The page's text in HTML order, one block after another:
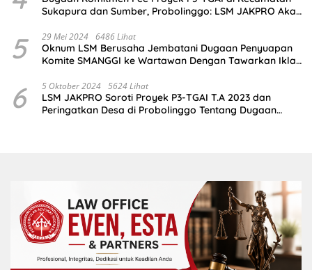
Sukapura dan Sumber, Probolinggo: LSM JAKPRO Akan
5 29 Mei 2024 6486 Lihat
Oknum LSM Berusaha Jembatani Dugaan Penyuapan
Komite SMANGGI ke Wartawan Dengan Tawarkan Iklan
6 5 Oktober 2024 5624 Lihat
LSM JAKPRO Soroti Proyek P3-TGAI T.A 2023 dan
Peringatkan Desa di Probolinggo Tentang Dugaan